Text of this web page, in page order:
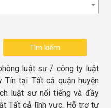
luật sư / công ty luật
tại Tất cả quận huyện
luật sư nổi tiếng và đầy
Tất cả lĩnh vực. Hỗ trợ tư